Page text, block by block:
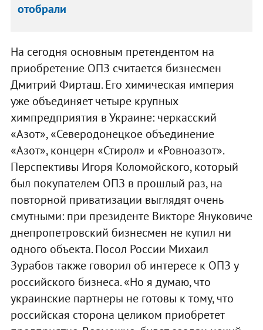
отобрали
На сегодня основным претендентом на
приобретение ОПЗ считается бизнесмен
Дмитрий Фирташ. Его химическая империя
уже объединяет четыре крупных
химпредприятия в Украине: черкасский
«Азот», «Северодонецкое объединение
«Азот», концерн «Стирол» и «Ровноазот».
Перспективы Игоря Коломойского, который
был покупателем ОПЗ в прошлый раз, на
повторной приватизации выглядят очень
смутными: при президенте Викторе Януковиче
днепропетровский бизнесмен не купил ни
одного объекта. Посол России Михаил
Зурабов также говорил об интересе к ОПЗ у
российского бизнеса. «Но я думаю, что
украинские партнеры не готовы к тому, что
российская сторона целиком приобретет